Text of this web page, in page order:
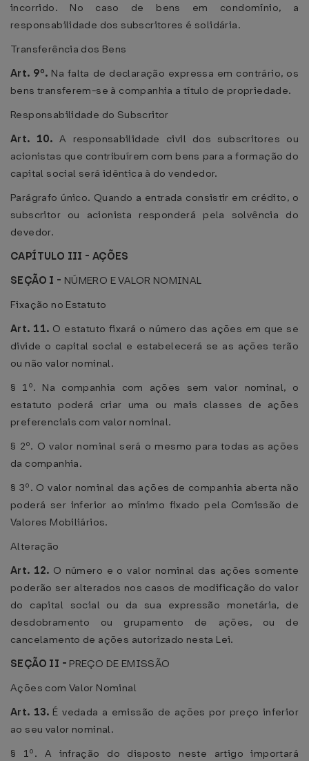
incorrido. No caso de bens em condomínio, a
responsabilidade dos subscritores é solidária.
Transferência dos Bens
Art. 9º. Na falta de declaração expressa em contrário, os
bens transferem-se à companhia a título de propriedade.
Responsabilidade do Subscritor
Art. 10.A responsabilidade civil dos subscritores ou
acionistas que contribuírem com bens para a formação do
capital social será idêntica à do vendedor.
Parágrafo único. Quando a entrada consistir em crédito, o
subscritor ou acionista responderá pela solvência do
devedor.
CAPÍTULO III - AÇÕES
SEÇÃO I - NÚMERO E VALOR NOMINAL
Fixação no Estatuto
Art. 11. O estatuto fixará o número das ações em que se
divide o capital social e estabelecerá se as ações terão
ou não valor nominal.
§ 1º. Na companhia com ações sem valor nominal, o
estatuto poderá criar uma ou mais classes de ações
preferenciais com valor nominal.
§ 2º. O valor nominal será o mesmo para todas as ações
da companhia.
§ 3º. O valor nominal das ações de companhia aberta não
poderá ser inferior ao mínimo fixado pela Comissão de
Valores Mobiliários.
Alteração
Art. 12. O número e o valor nominal das ações somente
poderão ser alterados nos casos de modificação do valor
do capital social ou da sua expressão monetária, de
desdobramento ou grupamento de ações, ou de
cancelamento de ações autorizado nesta Lei.
SEÇÃO II - PREÇO DE EMISSÃO
Ações com Valor Nominal
Art. 13. É vedada a emissão de ações por preço inferior
ao seu valor nominal.
§ 1º. A infração do disposto neste artigo importará